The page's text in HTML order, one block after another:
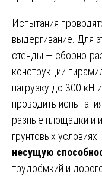
Испытания
выдергивание. Для
стенды — сборно-
конструкции
нагрузку до 300 кН
проводить
разные площадки и
грунтовых условиях.
несущую
трудоёмкий и